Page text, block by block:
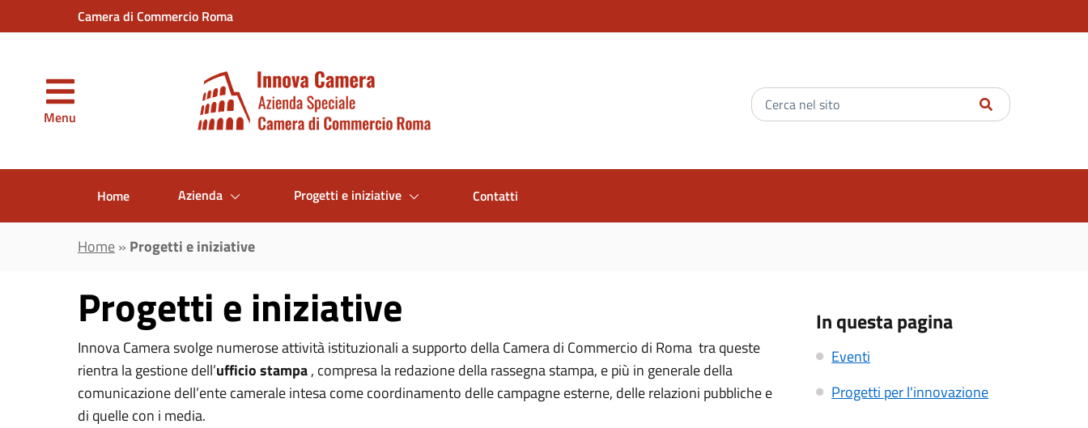
al contenuto principale
Camera di Commercio Roma
Menu
Inserisci
il
cercare
Home
Azienda Progetti e iniziative Contatti
Home» Progetti e iniziative
Progetti e iniziative
Innova Camera svolge numerose attività istituzionali a supporto della Camera di Commercio di Roma tra queste
rientra la gestione dell’ufficio stampa, compresa la redazione della rassegna stampa, e più in generale della
comunicazione dell’ente camerale intesa come coordinamento delle campagne esterne, delle relazioni pubbliche e
di quelle con i media.
In questa pagina
Eventi
Progetti per l'innovazione